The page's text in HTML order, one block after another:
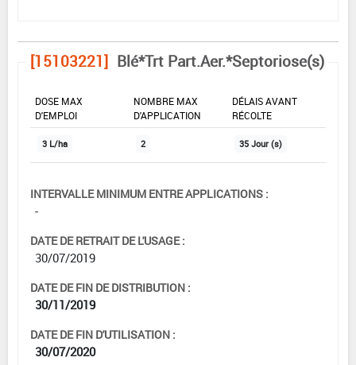
[15103221] Blé*Trt Part.Aer.*Septoriose(s)
DOSE MAX
D'EMPLOI
NOMBRE MAX
D'APPLICATION
DÉLAIS AVANT
RÉCOLTE
3 L/ha 2 35 Jour (s)
INTERVALLE MINIMUM ENTRE APPLICATIONS :
-
DATE DE RETRAIT DE L'USAGE :
30/07/2019
DATE DE FIN DE DISTRIBUTION :
30/11/2019
DATE DE FIN D'UTILISATION :
30/07/2020